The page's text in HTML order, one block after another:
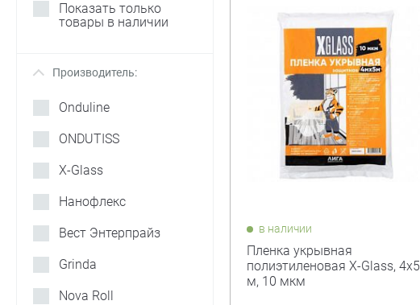
Показать только
товары в наличии
+ Производитель:
Onduline
ONDUTISS
X-Glass
Нанофлекс
Вест Энтерпрайз
Grinda
Nova Roll
в наличии
Пленка укрывная
полиэтиленовая X-Glass, 4х5
м, 10 мкм